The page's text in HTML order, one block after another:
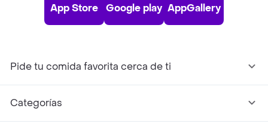
App Store Google play AppGallery
Pide tu comida favorita cerca de ti
Categorías